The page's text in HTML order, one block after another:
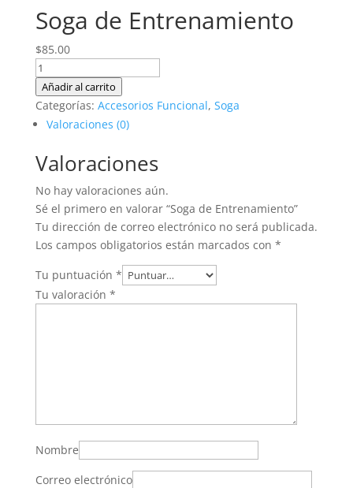
Soga de Entrenamiento
$85.00
Soga
de
Entrenamiento
cantidad
Añadir al carrito
Categorías: Accesorios Funcional, Soga
Valoraciones (0)
Valoraciones
No hay valoraciones aún.
Sé el primero en valorar “Soga de Entrenamiento”
Tu dirección de correo electrónico no será publicada.
Los campos obligatorios están marcados con *
Tu puntuación *
Tu valoración *
Nombre
Correo electrónico